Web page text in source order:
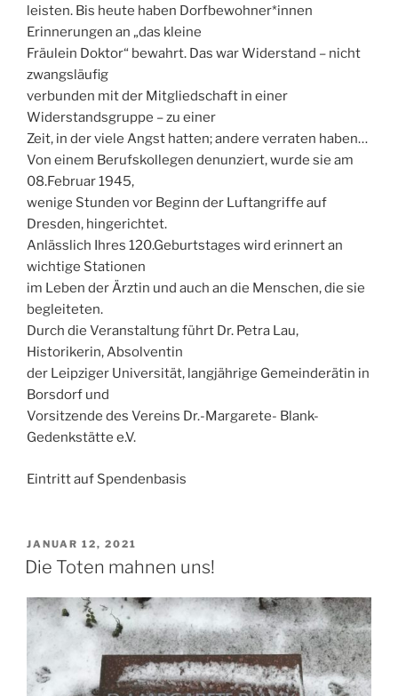
leisten. Bis heute haben Dorfbewohner*innen
Erinnerungen an „das kleine
Fräulein Doktor“ bewahrt. Das war Widerstand – nicht
zwangsläufig
verbunden mit der Mitgliedschaft in einer
Widerstandsgruppe – zu einer
Zeit, in der viele Angst hatten; andere verraten haben…
Von einem Berufskollegen denunziert, wurde sie am
08.Februar 1945,
wenige Stunden vor Beginn der Luftangriffe auf
Dresden, hingerichtet.
Anlässlich Ihres 120.Geburtstages wird erinnert an
wichtige Stationen
im Leben der Ärztin und auch an die Menschen, die sie
begleiteten.
Durch die Veranstaltung führt Dr. Petra Lau,
Historikerin, Absolventin
der Leipziger Universität, langjährige Gemeinderätin in
Borsdorf und
Vorsitzende des Vereins Dr.-Margarete- Blank-
Gedenkstätte e.V.
Eintritt auf Spendenbasis
VERÖFFENTLICHT
AM
JANUAR 12, 2021
Die Toten mahnen uns!